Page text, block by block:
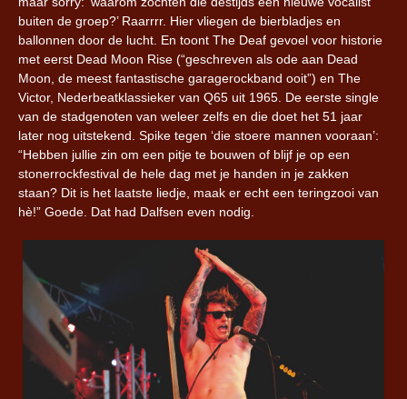
buiten de groep?’ Raarrrr. Hier vliegen de bierbladjes en
ballonnen door de lucht. En toont The Deaf gevoel voor historie
met eerst Dead Moon Rise (“geschreven als ode aan Dead
Moon, de meest fantastische garagerockband ooit”) en The
Victor, Nederbeatklassieker van Q65 uit 1965. De eerste single
van de stadgenoten van weleer zelfs en die doet het 51 jaar
later nog uitstekend. Spike tegen ‘die stoere mannen vooraan’:
“Hebben jullie zin om een pitje te bouwen of blijf je op een
stonerrockfestival de hele dag met je handen in je zakken
staan? Dit is het laatste liedje, maak er echt een teringzooi van
hè!” Goede. Dat had Dalfsen even nodig.